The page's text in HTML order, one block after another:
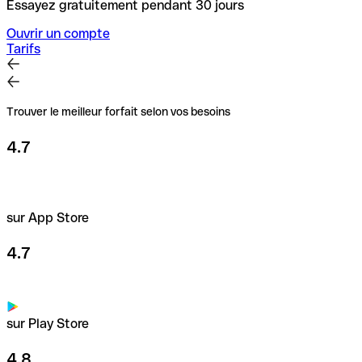
Essayez gratuitement pendant 30 jours
Ouvrir un compte
Tarifs
Trouver le meilleur forfait selon vos besoins
4.7
sur App Store
4.7
sur Play Store